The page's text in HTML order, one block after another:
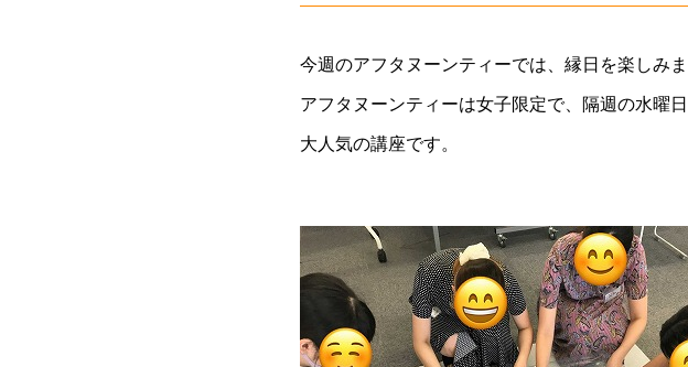
今週のアフタヌーンティーでは、縁日を楽しみま
アフタヌーンティーは女子限定で、隔週の水曜
大人気の講座です。